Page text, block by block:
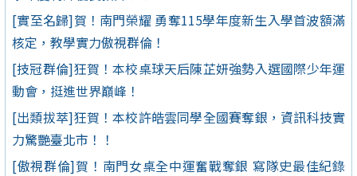
[實至名歸]賀！南門榮耀 勇奪115學年度新生入學首波額滿
核定，教學實力傲視群倫！
[技冠群倫]狂賀！本校桌球天后陳芷妍強勢入選國際少年運
動會，挺進世界巔峰！
[出類拔萃]狂賀！本校許皓雲同學全國賽奪銀，資訊科技實
力驚艷臺北市！！
[傲視群倫]賀！南門女桌全中運奮戰奪銀 寫隊史最佳紀錄